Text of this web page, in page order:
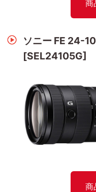
商
ソニー FE 24-
[SEL24105G]
商